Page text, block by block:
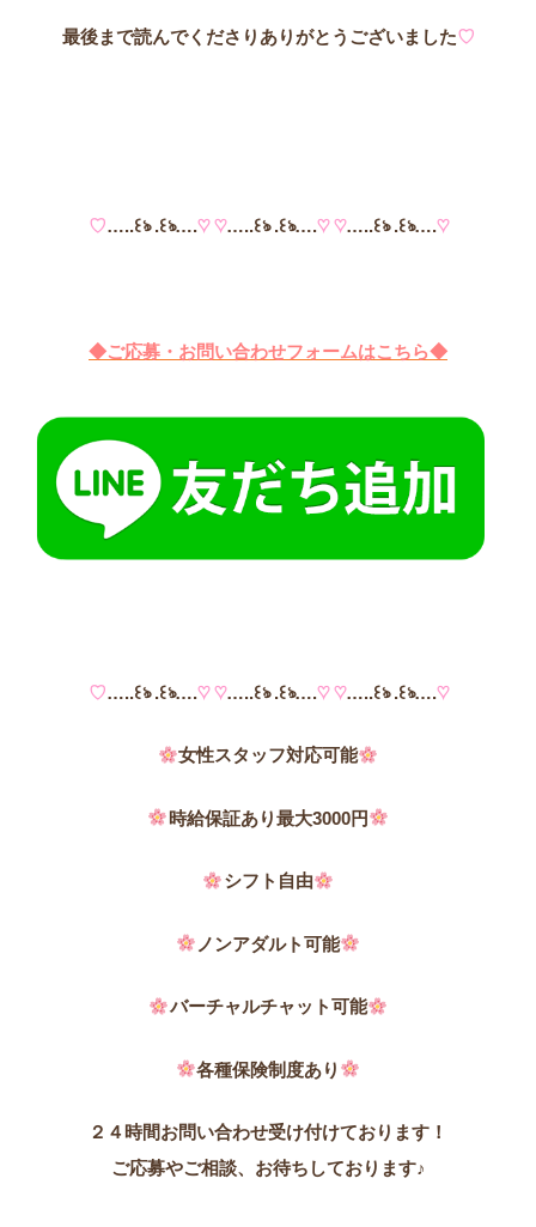
最後まで読んでくださりありがとうございました♡
♡…..꒰ঌ .꒰ঌ….♡ ♡…..꒰ঌ .꒰ঌ….♡ ♡…..꒰ঌ .꒰ঌ….♡
◆ご応募・お問い合わせフォームはこちら◆
♡…..꒰ঌ .꒰ঌ….♡ ♡…..꒰ঌ .꒰ঌ….♡ ♡…..꒰ঌ .꒰ঌ….♡
女性スタッフ対応可能
時給保証あり最大3000円
シフト自由
ノンアダルト可能
バーチャルチャット可能
各種保険制度あり
２４時間お問い合わせ受け付けております！
ご応募やご相談、お待ちしております♪